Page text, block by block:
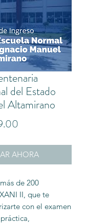
del Estado
Altamirano
oferta
AHORA
de 200
II, que te
con el examen